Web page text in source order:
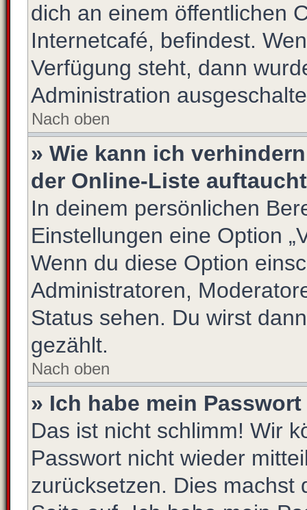
dich an einem öffentlichen
Internetcafé, befindest.
Verfügung steht, dann
Administration
Nach oben
» Wie kann ich
der Online-Liste
In deinem persönlichen
Einstellungen eine Option
Wenn du diese Option
Administratoren,
Status sehen. Du wirst
gezählt.
Nach oben
» Ich habe mein
Das ist nicht schlimm! Wir
Passwort nicht wieder
zurücksetzen. Dies machst